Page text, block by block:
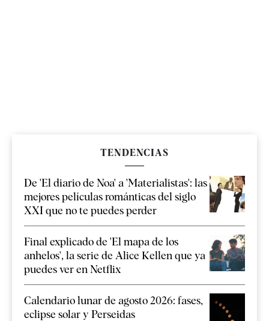
TENDENCIAS
De 'El diario de Noa' a 'Materialistas': las
mejores películas románticas del siglo
XXI que no te puedes perder
Final explicado de 'El mapa de los
anhelos', la serie de Alice Kellen que ya
puedes ver en Netflix
Calendario lunar de agosto 2026: fases,
eclipse solar y Perseidas